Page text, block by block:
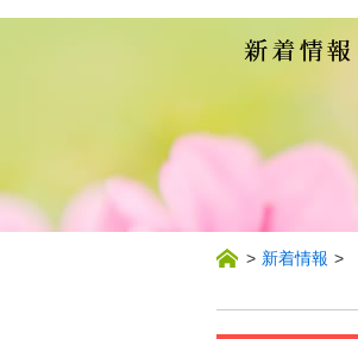
> 新着情報 >